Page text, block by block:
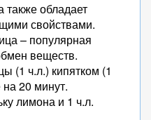
также обладает
свойствами.
– популярная
веществ.
(1 ч.л.) кипятком (1
на 20 минут.
лимона и 1 ч.л.